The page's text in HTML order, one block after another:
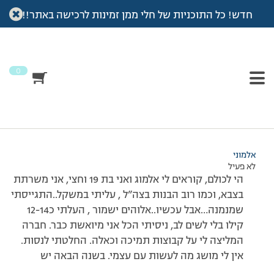
חדש! כל התוכניות של חלי ממן זמינות לרכישה באתר!!
0
עמוד הבית >דיונים>פורום >שלום לכולם
מוצגות 4 תגובות – 1 עד 4 (מתוך 4 סה״כ)
אלמוני
לא פעיל
הי לכולם, קוראים לי אלמוג ואני בת 19 וחצי, אני משרתת
בצבא, וכמו רוב הבנות בצה”ל , עליתי במשקל..התגייסתי
שמנמנה…אבל עכשיו..אלוהים ישמור , העלתי כ12-14
קילו בלי לשים לב, ניסיתי הכל אני מיואשת כבר. חברה
המליצה לי על קבוצות תמיכה וכאלה. החלטתי לנסות.
אין לי מושג מה לעשות עם עצמי. בשנה הבאה יש